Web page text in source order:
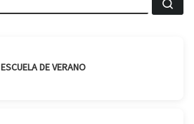
ESCUELA DE VERANO